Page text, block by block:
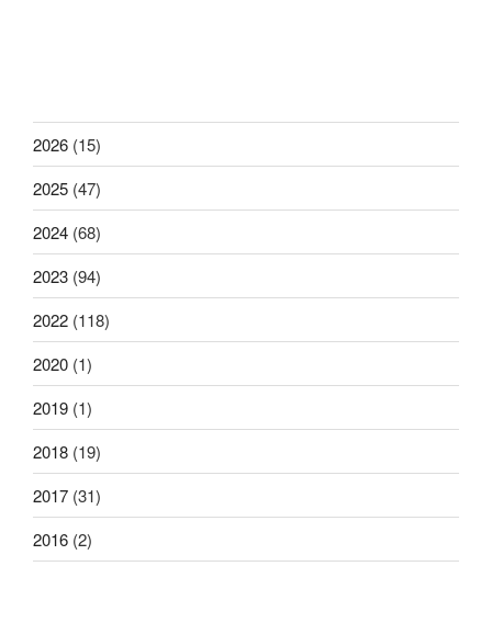
2026 (15)
2025 (47)
2024 (68)
2023 (94)
2022 (118)
2020 (1)
2019 (1)
2018 (19)
2017 (31)
2016 (2)